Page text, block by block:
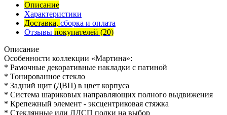
Описание
Характеристики
Доставка, сборка и оплата
Отзывы покупателей (20)
Описание
Особенности коллекции «Мартина»:
* Рамочные декоративные накладки с патиной
* Тонированное стекло
* Задний щит (ДВП) в цвет корпуса
* Система шариковых направляющих полного выдвижения
* Крепежный элемент - эксцентриковая стяжка
* Стеклянные или ЛДСП полки на выбор